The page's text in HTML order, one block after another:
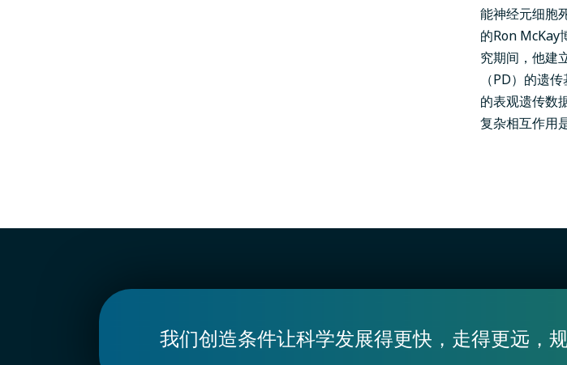
能神经元细胞
的Ron McKay
究期间，他建
（PD）的遗
的表观遗传数
复杂相互作用
我们创造条件让科学发展得更快，走得更远，